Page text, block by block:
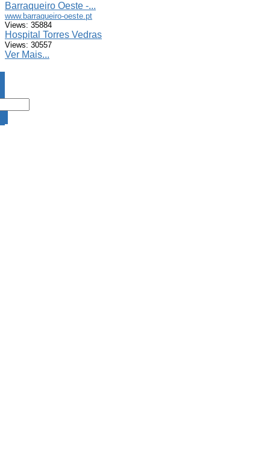
Barraqueiro Oeste -...
www.barraqueiro-oeste.pt
Views: 35884
Hospital Torres Vedras
Views: 30557
Ver Mais...